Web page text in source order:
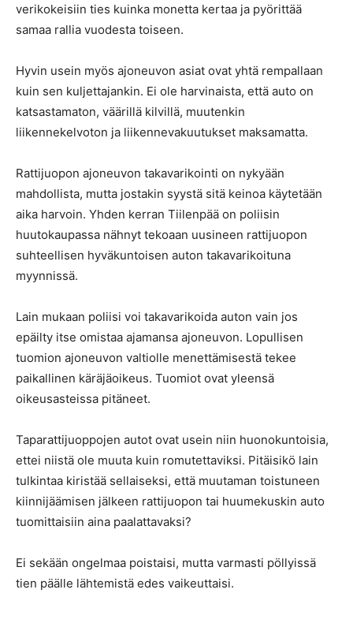
verikokeisiin ties kuinka monetta kertaa ja pyörittää
samaa rallia vuodesta toiseen.
Hyvin usein myös ajoneuvon asiat ovat yhtä rempallaan
kuin sen kuljettajankin. Ei ole harvinaista, että auto on
katsastamaton, väärillä kilvillä, muutenkin
liikennekelvoton ja liikennevakuutukset maksamatta.
Rattijuopon ajoneuvon takavarikointi on nykyään
mahdollista, mutta jostakin syystä sitä keinoa käytetään
aika harvoin. Yhden kerran Tiilenpää on poliisin
huutokaupassa nähnyt tekoaan uusineen rattijuopon
suhteellisen hyväkuntoisen auton takavarikoituna
myynnissä.
Lain mukaan poliisi voi takavarikoida auton vain jos
epäilty itse omistaa ajamansa ajoneuvon. Lopullisen
tuomion ajoneuvon valtiolle menettämisestä tekee
paikallinen käräjäoikeus. Tuomiot ovat yleensä
oikeusasteissa pitäneet.
Taparattijuoppojen autot ovat usein niin huonokuntoisia,
ettei niistä ole muuta kuin romutettaviksi. Pitäisikö lain
tulkintaa kiristää sellaiseksi, että muutaman toistuneen
kiinnijäämisen jälkeen rattijuopon tai huumekuskin auto
tuomittaisiin aina paalattavaksi?
Ei sekään ongelmaa poistaisi, mutta varmasti pöllyissä
tien päälle lähtemistä edes vaikeuttaisi.